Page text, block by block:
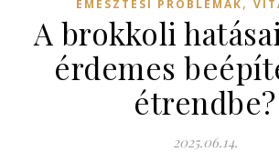
EMÉSZTÉSI PROBLÉMÁK
A brokkoli
érdemes
étrendbe?
2025.06.14.